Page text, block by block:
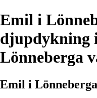
Emil i
djupdykning
Lönneberga
Emil i